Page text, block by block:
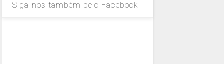
Siga-nos também pelo Facebook!